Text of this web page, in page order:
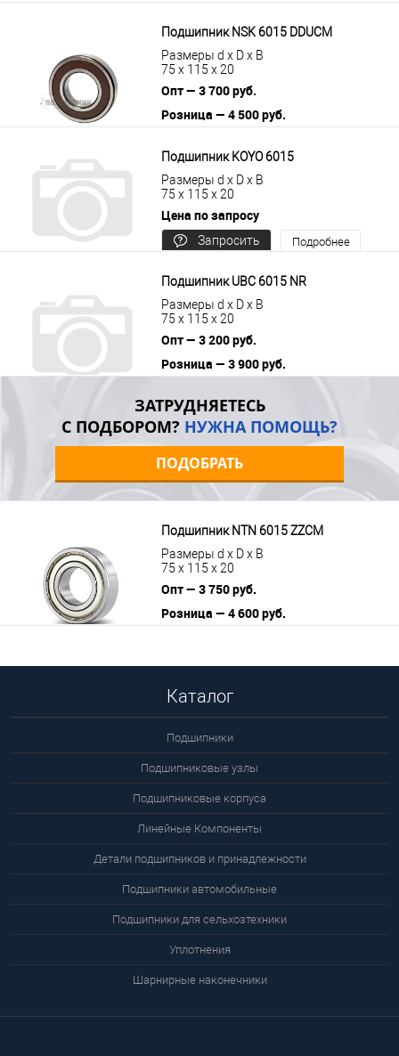
Подшипник NSK 6015 DDUCM
Размеры d x D x B
75 x 115 x 20
Опт — 3 700 руб.
Розница — 4 500 руб.
Подшипник KOYO 6015
Размеры d x D x B
75 x 115 x 20
Цена по запросу
Запросить
Подробнее
Подшипник UBC 6015 NR
Размеры d x D x B
75 x 115 x 20
Опт — 3 200 руб.
Розница — 3 900 руб.
ЗАТРУДНЯЕТЕСЬ
С ПОДБОРОМ? НУЖНА ПОМОЩЬ?
ПОДОБРАТЬ
Подшипник NTN 6015 ZZCM
Размеры d x D x B
75 x 115 x 20
Опт — 3 750 руб.
Розница — 4 600 руб.
Каталог
Подшипники
Подшипниковые узлы
Подшипниковые корпуса
Линейные Компоненты
Детали подшипников и принадлежности
Подшипники автомобильные
Подшипники для сельхозтехники
Уплотнения
Шарнирные наконечники